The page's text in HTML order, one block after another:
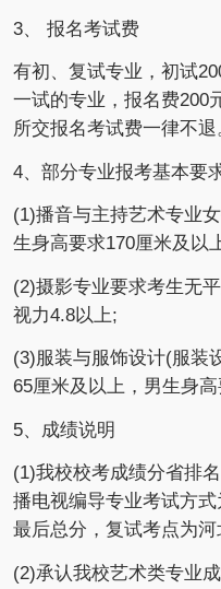
3、 报名考试费
有初、复试专业，初试
一试的专业，报名费200
所交报名考试费一律不退
4、部分专业报考基本要
(1)播音与主持艺术专业
生身高要求170厘米及以
(2)摄影专业要求考生无
视力4.8以上;
(3)服装与服饰设计(服装
65厘米及以上，男生身高
5、成绩说明
(1)我校校考成绩分省排
播电视编导专业考试方
最后总分，复试考点为
(2)承认我校艺术类专业